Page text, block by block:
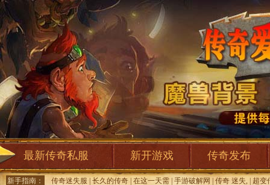
最新传奇私服 新开游戏 传奇发布
新手指南： 传奇迷失服 长久的传奇 在这一天需 手游破解网 传奇 迷失,
超变